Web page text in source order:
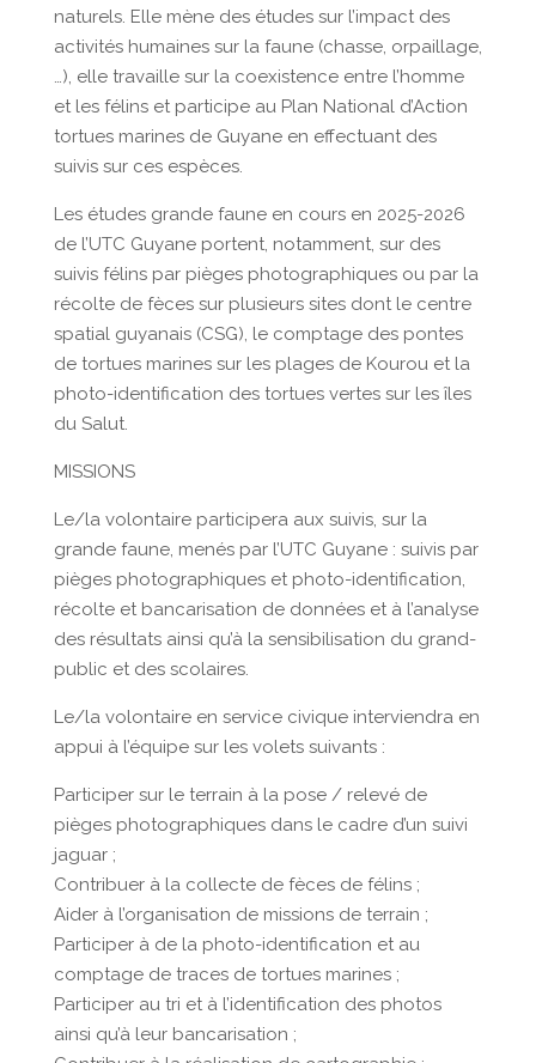
naturels. Elle mène des études sur l’impact des
activités humaines sur la faune (chasse, orpaillage,
…), elle travaille sur la coexistence entre l’homme
et les félins et participe au Plan National d’Action
tortues marines de Guyane en effectuant des
suivis sur ces espèces.
Les études grande faune en cours en 2025-2026
de l’UTC Guyane portent, notamment, sur des
suivis félins par pièges photographiques ou par la
récolte de fèces sur plusieurs sites dont le centre
spatial guyanais (CSG), le comptage des pontes
de tortues marines sur les plages de Kourou et la
photo-identification des tortues vertes sur les îles
du Salut.
MISSIONS
Le/la volontaire participera aux suivis, sur la
grande faune, menés par l’UTC Guyane : suivis par
pièges photographiques et photo-identification,
récolte et bancarisation de données et à l’analyse
des résultats ainsi qu’à la sensibilisation du grand-
public et des scolaires.
Le/la volontaire en service civique interviendra en
appui à l’équipe sur les volets suivants :
Participer sur le terrain à la pose / relevé de
pièges photographiques dans le cadre d’un suivi
jaguar ;
Contribuer à la collecte de fèces de félins ;
Aider à l’organisation de missions de terrain ;
Participer à de la photo-identification et au
comptage de traces de tortues marines ;
Participer au tri et à l’identification des photos
ainsi qu’à leur bancarisation ;